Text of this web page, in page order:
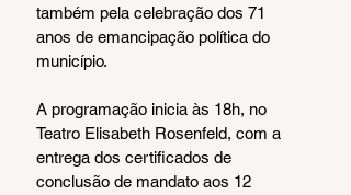
também pela celebração dos 71
anos de emancipação política do
município.
A programação inicia às 18h, no
Teatro Elisabeth Rosenfeld, com a
entrega dos certificados de
conclusão de mandato aos 12